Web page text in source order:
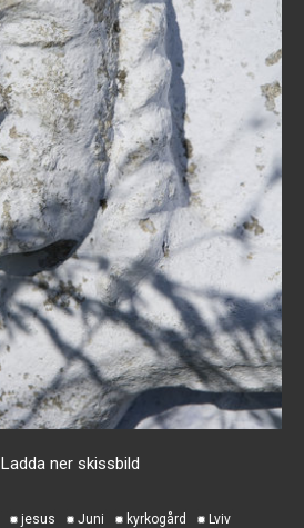
Ladda ner skissbild
jesus Juni kyrkogård
Lviv